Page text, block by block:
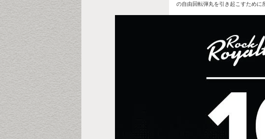
の自由回転弾丸を引き起こすために